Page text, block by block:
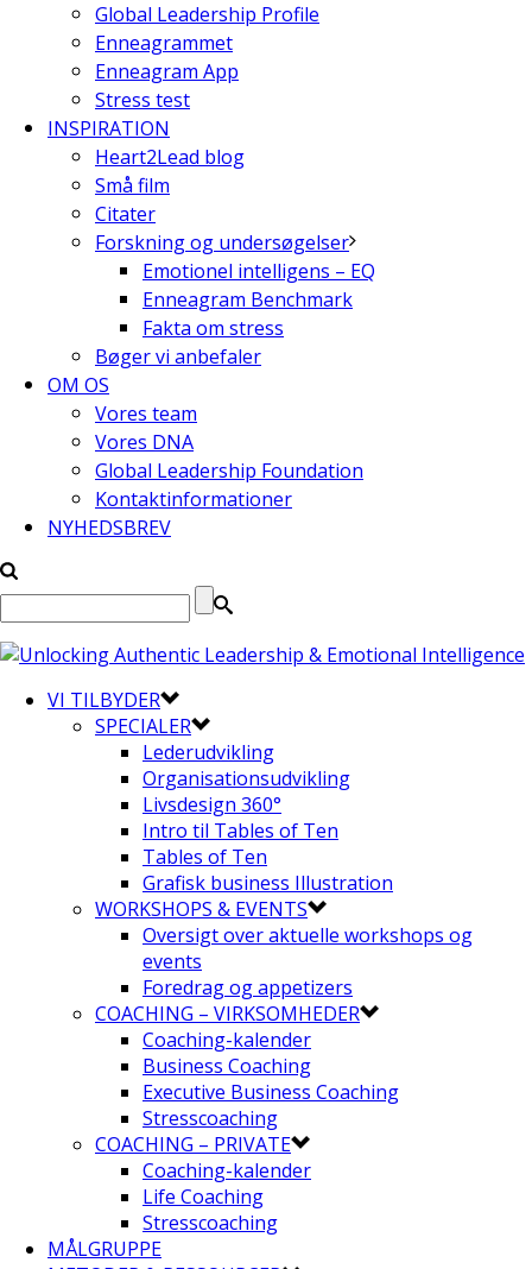
Global Leadership Profile
Enneagrammet
Enneagram App
Stress test
INSPIRATION
Heart2Lead blog
Små film
Citater
Forskning og undersøgelser
Emotionel intelligens – EQ
Enneagram Benchmark
Fakta om stress
Bøger vi anbefaler
OM OS
Vores team
Vores DNA
Global Leadership Foundation
Kontaktinformationer
NYHEDSBREV
VI TILBYDER
SPECIALER
Lederudvikling
Organisationsudvikling
Livsdesign 360°
Intro til Tables of Ten
Tables of Ten
Grafisk business Illustration
WORKSHOPS & EVENTS
Oversigt over aktuelle workshops og
events
Foredrag og appetizers
COACHING – VIRKSOMHEDER
Coaching-kalender
Business Coaching
Executive Business Coaching
Stresscoaching
COACHING – PRIVATE
Coaching-kalender
Life Coaching
Stresscoaching
MÅLGRUPPE